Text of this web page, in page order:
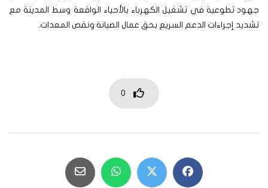
جهود تطوعية في تشغيل الكهرباء بالأحياء الواقعة وسط المدينة مع
تشديد إجراءات الدعم السريع بحق عمال الصيانة ونقص المعدات.
0